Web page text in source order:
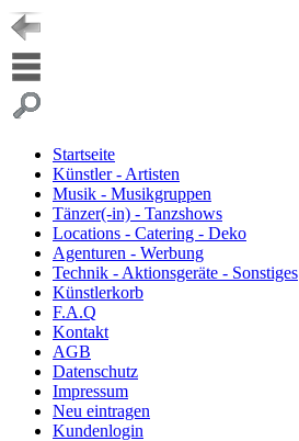
Startseite
Künstler - Artisten
Musik - Musikgruppen
Tänzer(-in) - Tanzshows
Locations - Catering - Deko
Agenturen - Werbung
Technik - Aktionsgeräte - Sonstiges
Künstlerkorb
F.A.Q
Kontakt
AGB
Datenschutz
Impressum
Neu eintragen
Kundenlogin